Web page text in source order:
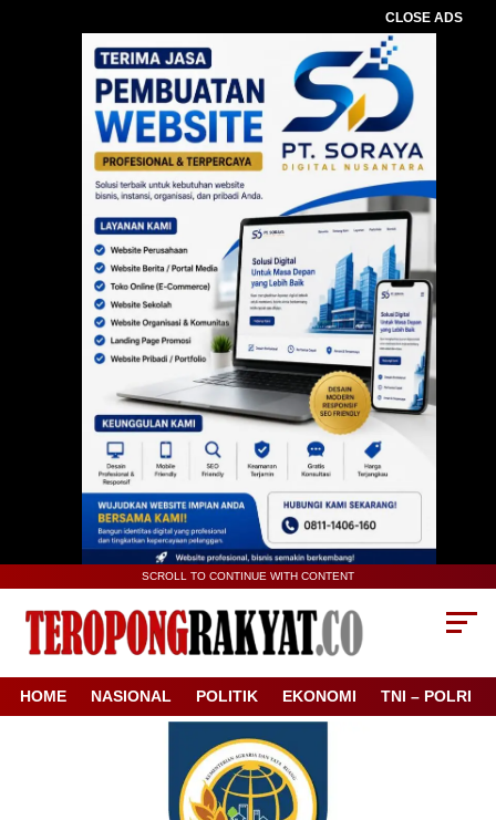
CLOSE ADS
SCROLL TO CONTINUE WITH CONTENT
HOME NASIONAL POLITIK EKONOMI TNI – POLRI